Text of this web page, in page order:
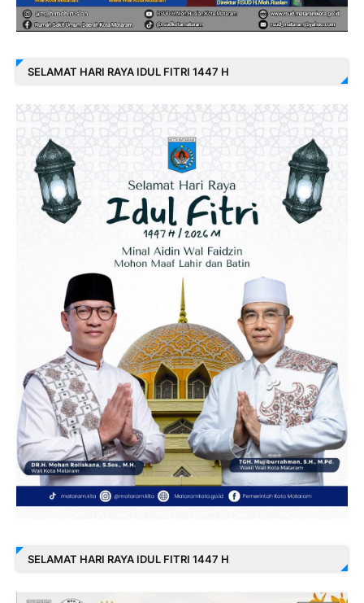
SELAMAT HARI RAYA IDUL FITRI 1447 H
SELAMAT HARI RAYA IDUL FITRI 1447 H